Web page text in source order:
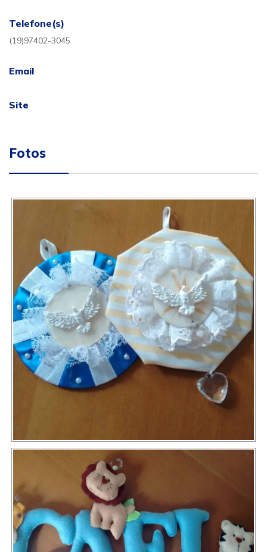
Telefone(s)
(19)97402-3045
Email
Site
Fotos